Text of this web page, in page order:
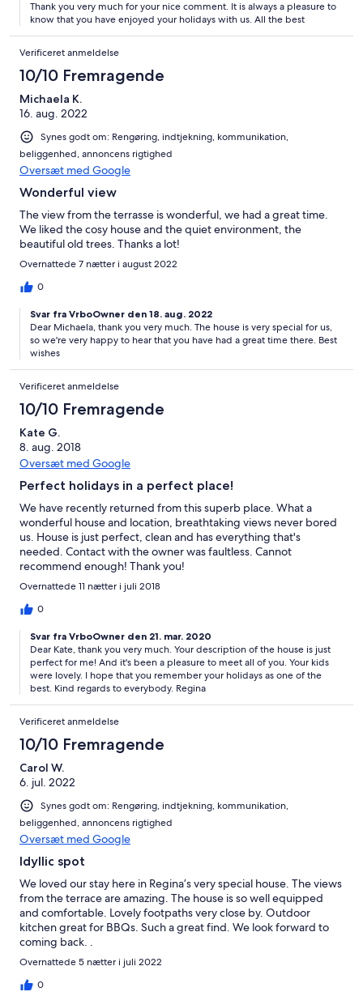
Thank you very much for your nice comment. It is always a pleasure to
know that you have enjoyed your holidays with us. All the best
Verificeret anmeldelse
10/10 Fremragende
Michaela K.
16. aug. 2022
Synes godt om: Rengøring, indtjekning, kommunikation,
beliggenhed, annoncens rigtighed
Oversæt med Google
Wonderful view
The view from the terrasse is wonderful, we had a great time.
We liked the cosy house and the quiet environment, the
beautiful old trees. Thanks a lot!
Overnattede 7 nætter i august 2022
0
Svar fra VrboOwner den 18. aug. 2022
Dear Michaela, thank you very much. The house is very special for us,
so we're very happy to hear that you have had a great time there. Best
wishes
Verificeret anmeldelse
10/10 Fremragende
Kate G.
8. aug. 2018
Oversæt med Google
Perfect holidays in a perfect place!
We have recently returned from this superb place. What a
wonderful house and location, breathtaking views never bored
us. House is just perfect, clean and has everything that's
needed. Contact with the owner was faultless. Cannot
recommend enough! Thank you!
Overnattede 11 nætter i juli 2018
0
Svar fra VrboOwner den 21. mar. 2020
Dear Kate, thank you very much. Your description of the house is just
perfect for me! And it's been a pleasure to meet all of you. Your kids
were lovely. I hope that you remember your holidays as one of the
best. Kind regards to everybody. Regina
Verificeret anmeldelse
10/10 Fremragende
Carol W.
6. jul. 2022
Synes godt om: Rengøring, indtjekning, kommunikation,
beliggenhed, annoncens rigtighed
Oversæt med Google
Idyllic spot
We loved our stay here in Regina’s very special house. The views
from the terrace are amazing. The house is so well equipped
and comfortable. Lovely footpaths very close by. Outdoor
kitchen great for BBQs. Such a great find. We look forward to
coming back. .
Overnattede 5 nætter i juli 2022
0